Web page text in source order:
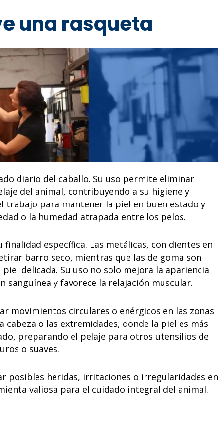
una rasqueta
diario del caballo. Su uso permite eliminar
del animal, contribuyendo a su higiene y
trabajo para mantener la piel en buen estado y
o la humedad atrapada entre los pelos.
específica. Las metálicas, con dientes en
barro seco, mientras que las de goma son
delicada. Su uso no solo mejora la apariencia
y favorece la relajación muscular.
movimientos circulares o enérgicos en las zonas
o las extremidades, donde la piel es más
preparando el pelaje para otros utensilios de
o suaves.
posibles heridas, irritaciones o irregularidades en
valiosa para el cuidado integral del animal.